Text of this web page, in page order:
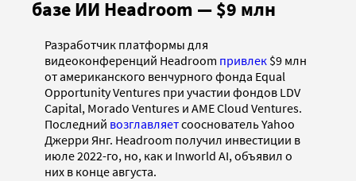
базе ИИ Headroom — $9 млн
Разработчик платформы для
видеоконференций Headroom привлек $9 млн
от американского венчурного фонда Equal
Opportunity Ventures при участии фондов LDV
Capital, Morado Ventures и AME Cloud Ventures.
Последний возглавляетсооснователь Yahoo
Джерри Янг. Headroom получил инвестиции в
июле 2022-го, но, как и Inworld AI, объявил о
них в конце августа.